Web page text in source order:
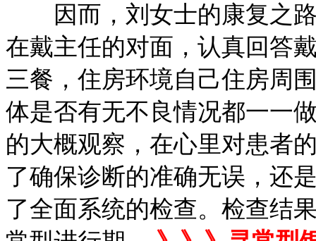
因而，刘女士的康复之路
在戴主任的对面，认真回答
三餐，住房环境自己住房周
体是否有无不良情况都一一
的大概观察，在心里对患者
了确保诊断的准确无误，还
了全面系统的检查。检查结